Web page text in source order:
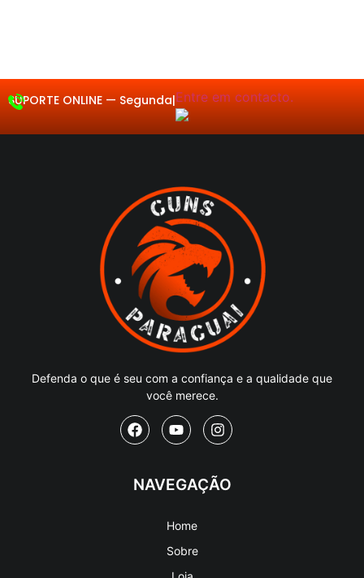
SUPORTE ONLINE — Segunda a Se|Entre em contacto.
Defenda o que é seu com a confiança e a qualidade que
você merece.
NAVEGAÇÃO
Home
Sobre